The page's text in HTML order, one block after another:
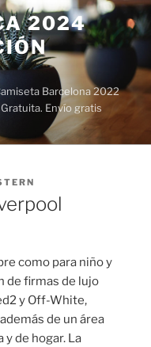
2024
Barcelona 2022
Envío gratis
como para niño y
de firmas de lujo
y Off-White,
además de un área
de hogar. La